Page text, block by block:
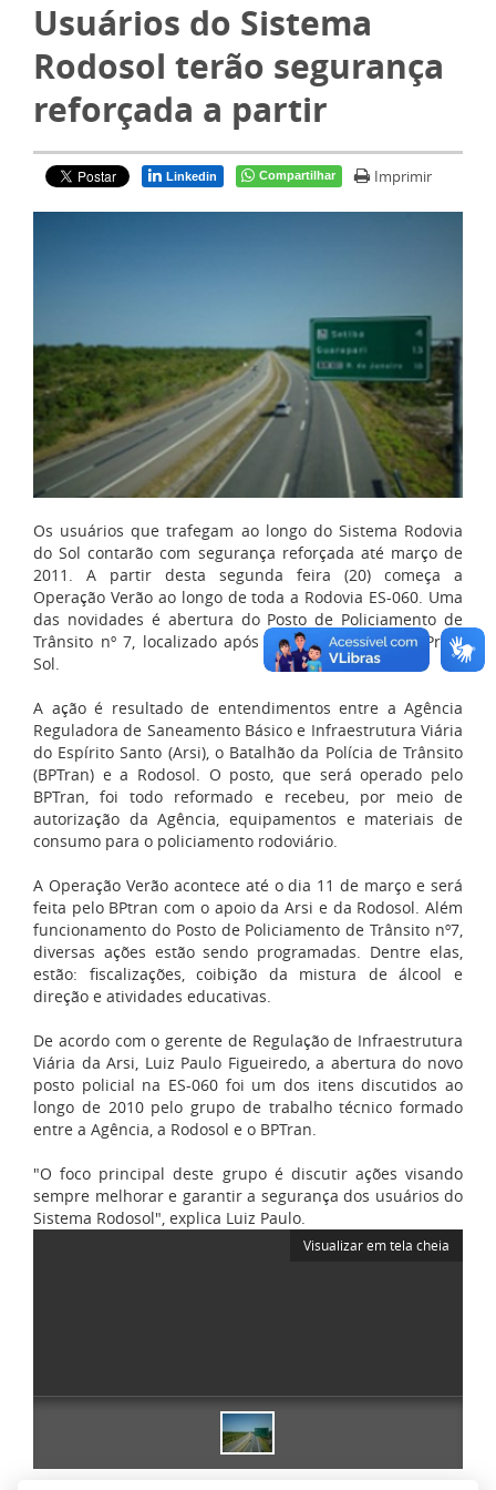
Usuários do Sistema
Rodosol terão segurança
reforçada a partir
Linkedin Compartilhar Imprimir
Os usuários que trafegam ao longo do Sistema Rodovia
do Sol contarão com segurança reforçada até março de
2011. A partir desta segunda feira (20) começa a
Operação Verão ao longo de toda a Rodovia ES-060. Uma
das novidades é abertura do Posto de Policiamento de
Trânsito nº 7, localizado após a praça de pedágio Praia
Sol.
A ação é resultado de entendimentos entre a Agência
Reguladora de Saneamento Básico e Infraestrutura Viária
do Espírito Santo (Arsi), o Batalhão da Polícia de Trânsito
(BPTran) e a Rodosol. O posto, que será operado pelo
BPTran, foi todo reformado e recebeu, por meio de
autorização da Agência, equipamentos e materiais de
consumo para o policiamento rodoviário.
A Operação Verão acontece até o dia 11 de março e será
feita pelo BPtran com o apoio da Arsi e da Rodosol. Além
funcionamento do Posto de Policiamento de Trânsito nº7,
diversas ações estão sendo programadas. Dentre elas,
estão: fiscalizações, coibição da mistura de álcool e
direção e atividades educativas.
De acordo com o gerente de Regulação de Infraestrutura
Viária da Arsi, Luiz Paulo Figueiredo, a abertura do novo
posto policial na ES-060 foi um dos itens discutidos ao
longo de 2010 pelo grupo de trabalho técnico formado
entre a Agência, a Rodosol e o BPTran.
"O foco principal deste grupo é discutir ações visando
sempre melhorar e garantir a segurança dos usuários do
Sistema Rodosol", explica Luiz Paulo.
Visualizar em tela cheia